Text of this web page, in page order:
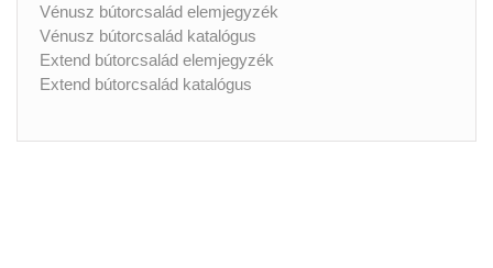
Vénusz bútorcsalád elemjegyzék
Vénusz bútorcsalád katalógus
Extend bútorcsalád elemjegyzék
Extend bútorcsalád katalógus